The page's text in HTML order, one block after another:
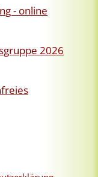
- online
2026